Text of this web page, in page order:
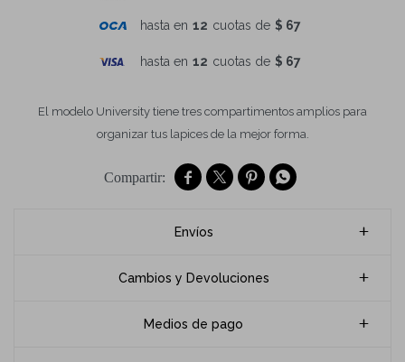
hasta en 12 cuotas de $ 67
hasta en 12 cuotas de $ 67
El modelo University tiene tres compartimentos amplios para
organizar tus lapices de la mejor forma.
   
Envíos
Cambios y Devoluciones
Medios de pago